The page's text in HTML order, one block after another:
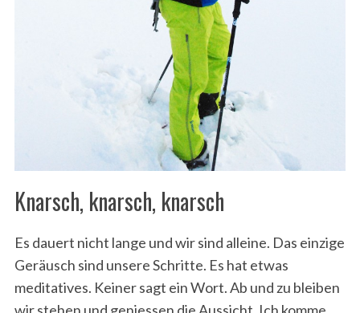
Knarsch, knarsch, knarsch
Es dauert nicht lange und wir sind alleine. Das einzige
Geräusch sind unsere Schritte. Es hat etwas
meditatives. Keiner sagt ein Wort. Ab und zu bleiben